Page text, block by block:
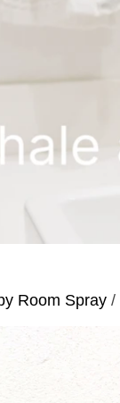
Room Spray